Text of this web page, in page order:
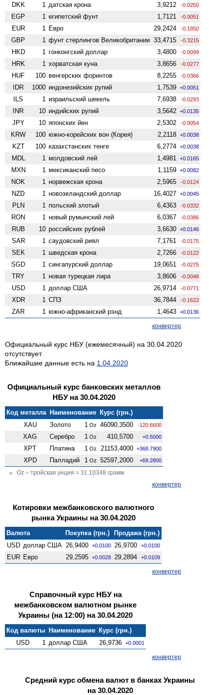
DKK 1 датская крона 3,9212 -0.0250
EGP 1 египетский фунт 1,7121 -0.0051
EUR 1 Евро 29,2424 -0.1850
GBP 1 фунт стерлингов Велико­британии 33,4715 -0.3215
HKD 1 гонконгский доллар 3,4800 -0.0099
HRK 1 хорватская куна 3,8656 -0.0277
HUF 100 венгерских форинтов 8,2255 -0.0366
IDR 1000 индонезийских рупий 1,7539 +0.0051
ILS 1 израильский шекель 7,6938 -0.0293
INR 10 индийских рупий 3,5642 +0.0135
JPY 10 японских йен 2,5302 -0.0054
KRW 100 южно-корейских вон (Корея) 2,2118 +0.0038
KZT 100 казахстанских тенге 6,2774 +0.0038
MDL 1 молдовский лей 1,4981 +0.0165
MXN 1 мексиканский песо 1,1159 +0.0082
NOK 1 норвежская крона 2,5965 -0.0124
NZD 1 ново­зеландский доллар 16,4027 +0.0045
PLN 1 польский злотый 6,4363 -0.0332
RON 1 новый румынский лей 6,0367 -0.0386
RUB 10 российских рублей 3,6630 +0.0146
SAR 1 саудовский риял 7,1761 -0.0175
SEK 1 шведская крона 2,7266 -0.0122
SGD 1 сингапурский доллар 19,0651 -0.0275
TRY 1 новая турецкая лира 3,8606 -0.0048
USD 1 доллар США 26,9714 -0.0771
XDR 1 СПЗ 36,7844 -0.1622
ZAR 1 южно-африканский рэнд 1,4643 +0.0136
конвертер
Официальный курс НБУ (ежемесячный) на 30.04.2020
отсутствует
Ближайшие данные есть на 1.04.2020
Официальный курс банковских металлов
НБУ на 30.04.2020
Код металла Наименование Курс (грн.)
XAU
Золото 1 Oz 46090,3500 -120.6600
XAG Серебро 1 Oz 410,5700 +0.5000
XPT Платина 1 Oz 21153,4000 +368.7900
XPD Палладий 1 Oz 52597,2000 +69.2800
Oz – тройская унция = 31.10348 грамм
конвертер
Котировки межбанковского валютного
рынка Украины на 30.04.2020
Валюта Покупка (грн.)
Продажа (грн.)
USD доллар США 26,9400 +0.0100 26,9700 +0.0100
EUR Евро 29,2595 +0.0028 29,2894 +0.0109
конвертер
Справочный курс НБУ на
межбанковском валютном рынке
Украины (на 12:00) на 30.04.2020
Код валюты Наименование Курс (грн.)
USD
1 доллар США 26,9736 +0.0001
конвертер
Средний курс обмена валют в банках Украины
на 30.04.2020